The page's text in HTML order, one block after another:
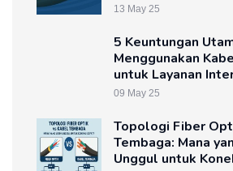
13 May 25
5 Keuntungan
Menggunakan
untuk Layanan
09 May 25
Topologi Fiber
Tembaga: Mana
Unggul untuk